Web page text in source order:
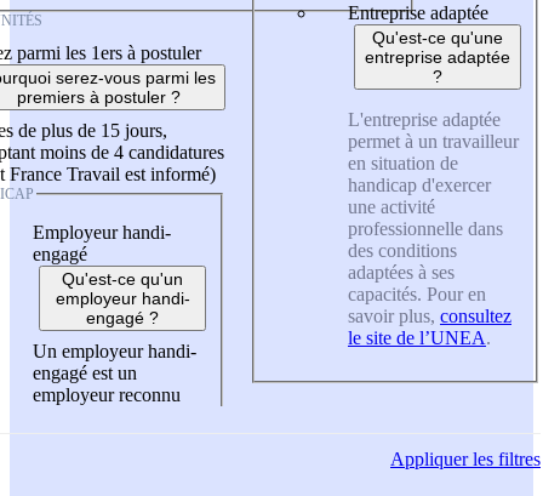
parmi les 1ers à postuler
serez-vous parmi les
premiers à postuler ?
de plus de 15 jours,
moins de 4 candidatures
France Travail est informé)
Employeur handi-
engagé
Qu'est-ce qu'un
employeur handi-
engagé ?
Un employeur handi-
engagé est un
employeur reconnu
Entreprise adaptée
Qu'est-ce qu'une
entreprise adaptée
?
L'entreprise adaptée
permet à un travailleur
en situation de
handicap d'exercer
une activité
professionnelle dans
des conditions
adaptées à ses
capacités. Pour en
savoir plus, consultez
le site de l’UNEA.
Appliquerles filtres